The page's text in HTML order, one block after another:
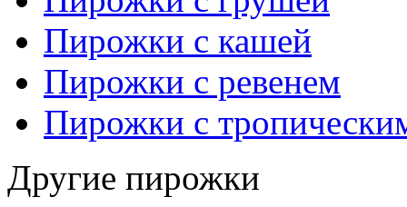
Пирожки с кашей
Пирожки с ревенем
Пирожки с
Другие пирожки